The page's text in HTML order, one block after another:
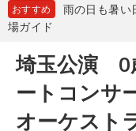
おすすめ
雨の日も暑い
場ガイド
埼玉公演 0
ートコンサ
オーケスト